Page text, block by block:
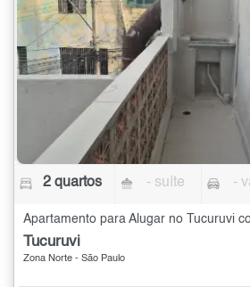
2 quartos - suíte -
Apartamento para Alugar no Tucuruvi
Tucuruvi
Zona Norte - São Paulo